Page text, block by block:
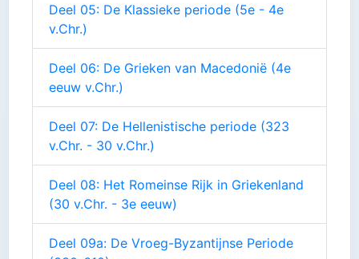
Deel 05: De Klassieke periode (5e - 4e
v.Chr.)
Deel 06: De Grieken van Macedonië (4e
eeuw v.Chr.)
Deel 07: De Hellenistische periode (323
v.Chr. - 30 v.Chr.)
Deel 08: Het Romeinse Rijk in Griekenland
(30 v.Chr. - 3e eeuw)
Deel 09a: De Vroeg-Byzantijnse Periode